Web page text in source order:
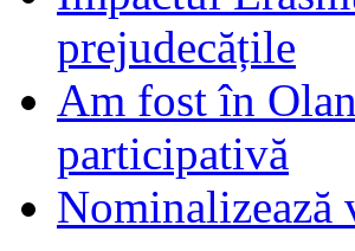
prejudecățile
Am fost în
participativă
Nominalizează